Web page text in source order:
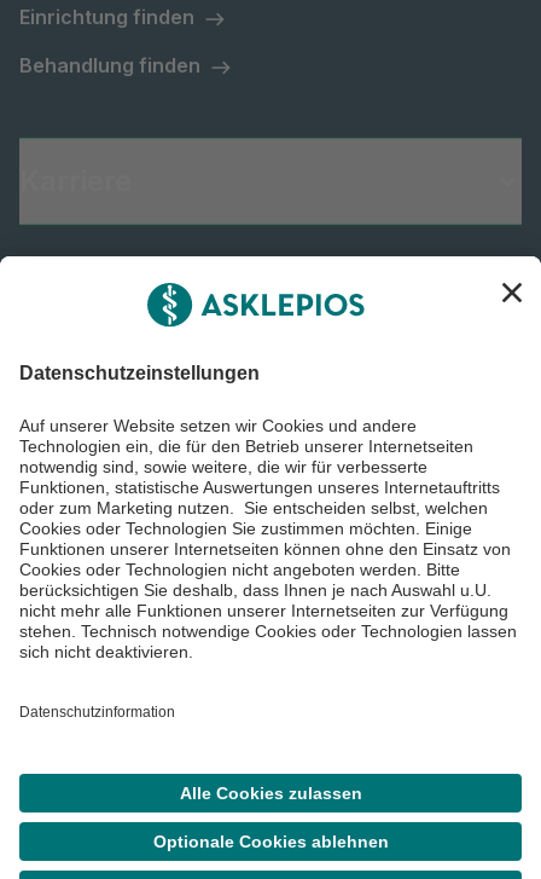
Einrichtung finden
Behandlung finden
Informiert bleiben
Impressum
Datenschutzinformationen
Barrierefreiheit
©Asklepios Kliniken GmbH & Co. KGaA 2026